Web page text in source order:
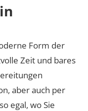
Form der
Zeit und bares
aber auch per
egal, wo Sie